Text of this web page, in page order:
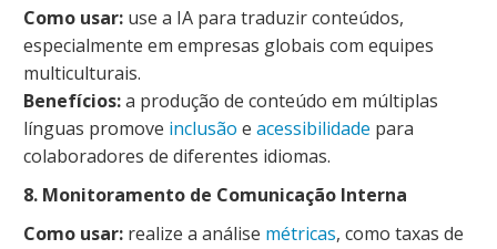
Como usar: use a IA para traduzir conteúdos,
especialmente em empresas globais com equipes
multiculturais.
Benefícios:a produção de conteúdo em múltiplas
línguas promove inclusão e acessibilidade para
colaboradores de diferentes idiomas.
8. Monitoramento de Comunicação Interna
Como usar: realize a análise métricas, como taxas de